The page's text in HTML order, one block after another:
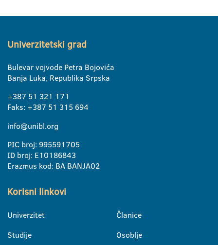
Univerzitetski grad
Bulevar vojvode Petra Bojovića
Banja Luka, Republika Srpska
+387 51 321 171
Faks: +387 51 315 694
info@unibl.org
PIC broj: 995591705
ID broj: E10186843
Erazmus kod: BA BANJA02
Korisni linkovi
Univerzitet
Studije
Članice
Osoblje